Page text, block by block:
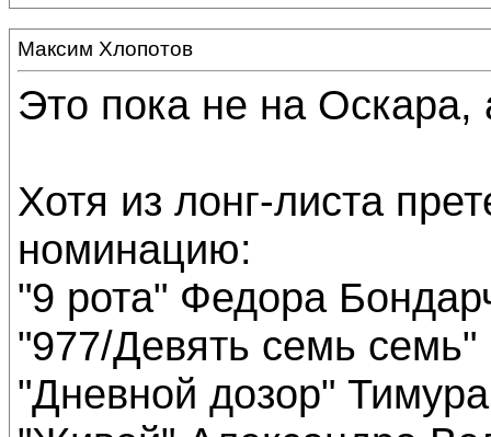
Максим Хлопотов
Это пока не на
Хотя из лонг-листа
номинацию:
"9 рота" Федора
"977/Девять семь
"Дневной дозор"